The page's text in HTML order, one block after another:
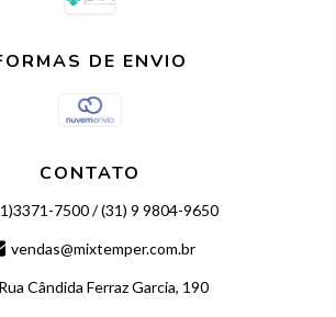
DE ENVIO
CONTATO
7500 / (31) 9 9804-9650
vendas@mixtemper.com.br
Rua Cândida Ferraz Garcia, 190